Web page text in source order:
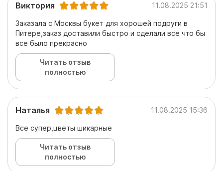
Виктория 11.08.2025 21:51
Заказала с Москвы букет для хорошей подруги в
Питере,заказ доставили быстро и сделали все что бы
все было прекрасно
Читать отзыв
полностью
Наталья 11.08.2025 15:36
Все супер,цветы шикарные
Читать отзыв
полностью